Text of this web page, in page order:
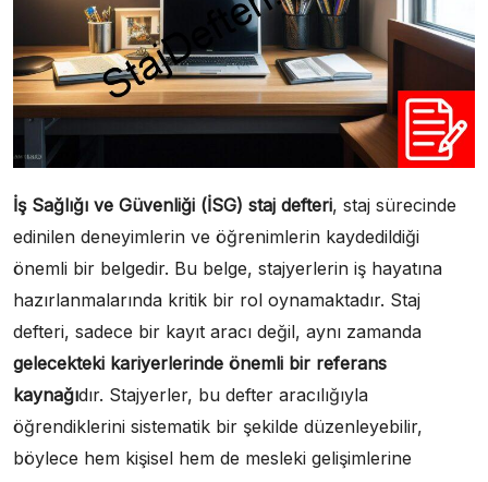
İş Sağlığı ve Güvenliği (İSG) staj defteri, staj sürecinde
edinilen deneyimlerin ve öğrenimlerin kaydedildiği
önemli bir belgedir. Bu belge, stajyerlerin iş hayatına
hazırlanmalarında kritik bir rol oynamaktadır. Staj
defteri, sadece bir kayıt aracı değil, aynı zamanda
gelecekteki kariyerlerinde önemli bir referans
kaynağıdır. Stajyerler, bu defter aracılığıyla
öğrendiklerini sistematik bir şekilde düzenleyebilir,
böylece hem kişisel hem de mesleki gelişimlerine